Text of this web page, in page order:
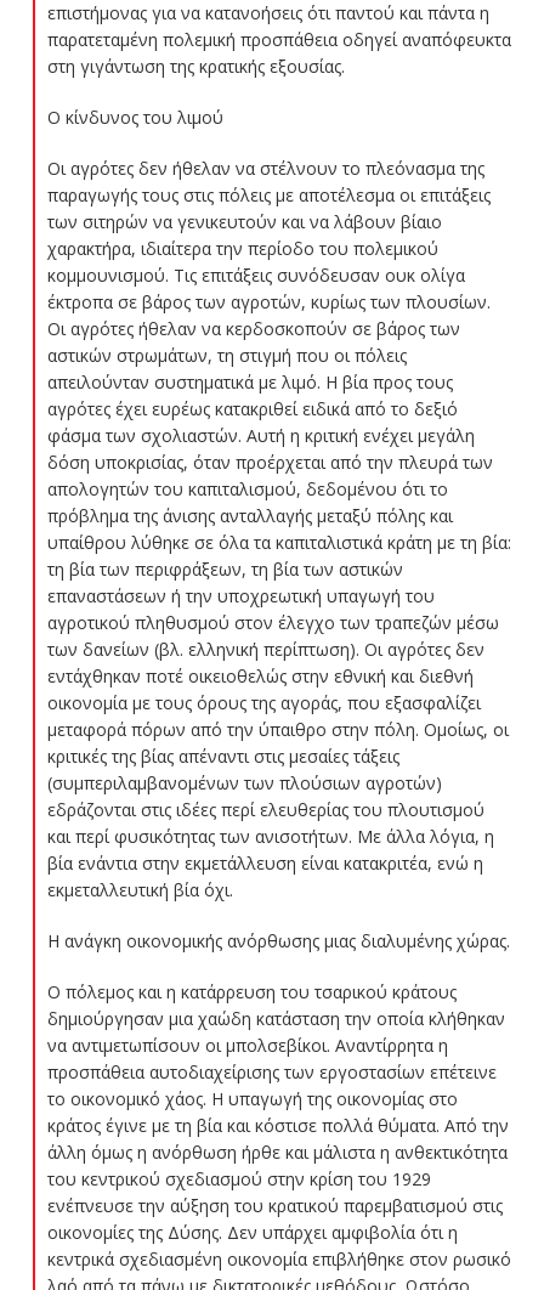
επιστήμονας για να κατανοήσεις ότι παντού και πάντα η
παρατεταμένη πολεμική προσπάθεια οδηγεί αναπόφευκτα
στη γιγάντωση της κρατικής εξουσίας.
Ο κίνδυνος του λιμού
Οι αγρότες δεν ήθελαν να στέλνουν το πλεόνασμα της
παραγωγής τους στις πόλεις με αποτέλεσμα οι επιτάξεις
των σιτηρών να γενικευτούν και να λάβουν βίαιο
χαρακτήρα, ιδιαίτερα την περίοδο του πολεμικού
κομμουνισμού. Τις επιτάξεις συνόδευσαν ουκ ολίγα
έκτροπα σε βάρος των αγροτών, κυρίως των πλουσίων.
Οι αγρότες ήθελαν να κερδοσκοπούν σε βάρος των
αστικών στρωμάτων, τη στιγμή που οι πόλεις
απειλούνταν συστηματικά με λιμό. Η βία προς τους
αγρότες έχει ευρέως κατακριθεί ειδικά από το δεξιό
φάσμα των σχολιαστών. Αυτή η κριτική ενέχει μεγάλη
δόση υποκρισίας, όταν προέρχεται από την πλευρά των
απολογητών του καπιταλισμού, δεδομένου ότι το
πρόβλημα της άνισης ανταλλαγής μεταξύ πόλης και
υπαίθρου λύθηκε σε όλα τα καπιταλιστικά κράτη με τη βία:
τη βία των περιφράξεων, τη βία των αστικών
επαναστάσεων ή την υποχρεωτική υπαγωγή του
αγροτικού πληθυσμού στον έλεγχο των τραπεζών μέσω
των δανείων (βλ. ελληνική περίπτωση). Οι αγρότες δεν
εντάχθηκαν ποτέ οικειοθελώς στην εθνική και διεθνή
οικονομία με τους όρους της αγοράς, που εξασφαλίζει
μεταφορά πόρων από την ύπαιθρο στην πόλη. Ομοίως, οι
κριτικές της βίας απέναντι στις μεσαίες τάξεις
(συμπεριλαμβανομένων των πλούσιων αγροτών)
εδράζονται στις ιδέες περί ελευθερίας του πλουτισμού
και περί φυσικότητας των ανισοτήτων. Με άλλα λόγια, η
βία ενάντια στην εκμετάλλευση είναι κατακριτέα, ενώ η
εκμεταλλευτική βία όχι.
Η ανάγκη οικονομικής ανόρθωσης μιας διαλυμένης χώρας.
Ο πόλεμος και η κατάρρευση του τσαρικού κράτους
δημιούργησαν μια χαώδη κατάσταση την οποία κλήθηκαν
να αντιμετωπίσουν οι μπολσεβίκοι. Αναντίρρητα η
προσπάθεια αυτοδιαχείρισης των εργοστασίων επέτεινε
το οικονομικό χάος. Η υπαγωγή της οικονομίας στο
κράτος έγινε με τη βία και κόστισε πολλά θύματα. Από την
άλλη όμως η ανόρθωση ήρθε και μάλιστα η ανθεκτικότητα
του κεντρικού σχεδιασμού στην κρίση του 1929
ενέπνευσε την αύξηση του κρατικού παρεμβατισμού στις
οικονομίες της Δύσης. Δεν υπάρχει αμφιβολία ότι η
κεντρικά σχεδιασμένη οικονομία επιβλήθηκε στον ρωσικό